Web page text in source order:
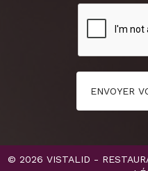
ENVOYER
© 2026 VISTALID -